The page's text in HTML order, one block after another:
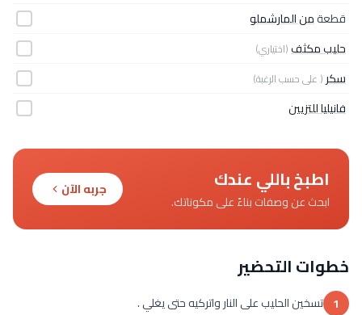
قطعةمن المارشملو
حليب مكثف(اختياري)
سكر ( على حسب الرغبة)
فانيليا للتزيين
اطبخ باللي عندك
ابحث عن وصفات بناءً على مكوناتك.
جربه الآن
خطوات التحضير
1 تسخين الحليب على النار واتركيه حتى يغلي .